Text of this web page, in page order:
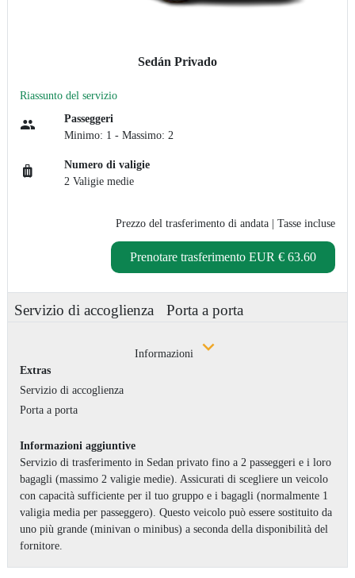
Sedán Privado
Riassunto del servizio
Passeggeri
Minimo: 1 - Massimo: 2
Numero di valigie
2 Valigie medie
Prezzo del trasferimento di andata | Tasse incluse
Prenotare trasferimento EUR € 63.60
Servizio di accoglienza Porta a porta
Informazioni
Extras
Servizio di accoglienza
Porta a porta
Informazioni aggiuntive
Servizio di trasferimento in Sedan privato fino a 2 passeggeri e i loro
bagagli (massimo 2 valigie medie). Assicurati di scegliere un veicolo
con capacità sufficiente per il tuo gruppo e i bagagli (normalmente 1
valigia media per passeggero). Questo veicolo può essere sostituito da
uno più grande (minivan o minibus) a seconda della disponibilità del
fornitore.